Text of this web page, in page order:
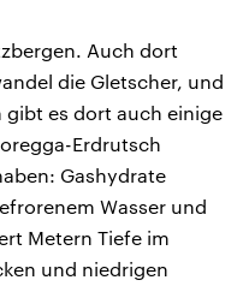
Auch dort
die Gletscher, und
gibt es dort auch einige
Erdrutsch
Gashydrate
Wasser und
Metern Tiefe im
und niedrigen